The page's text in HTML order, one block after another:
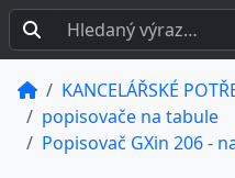
KANCELÁŘSKÉ
popisovače na tabule
Popisovač GXin 206 -